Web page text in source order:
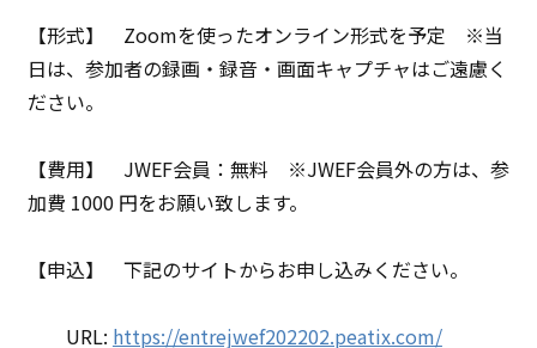
【形式】 Zoomを使ったオンライン形式を予定 ※当
日は、参加者の録画・録音・画面キャプチャはご遠慮く
ださい。
【費用】 JWEF会員：無料 ※JWEF会員外の方は、参
加費 1000 円をお願い致します。
【申込】 下記のサイトからお申し込みください。
URL: https://entrejwef202202.peatix.com/